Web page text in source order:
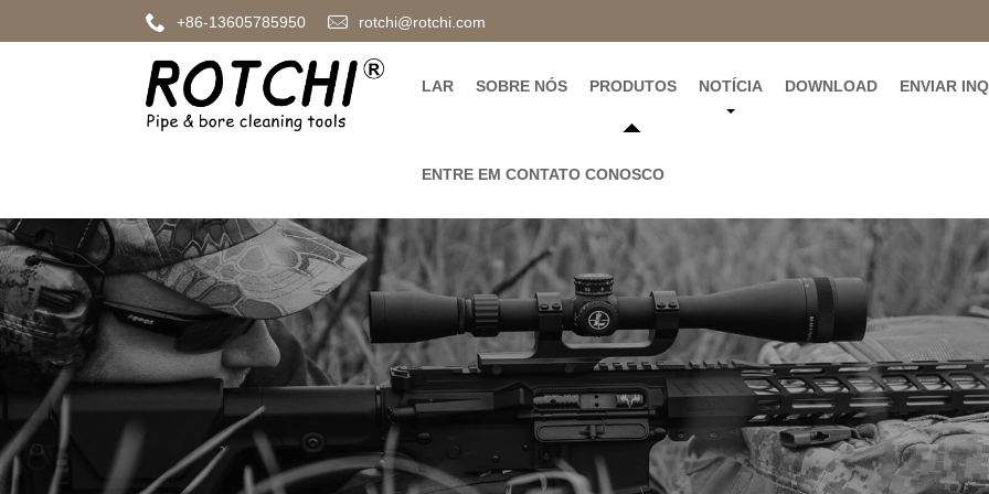
+86-13605785950 rotchi@rotchi.com
LAR SOBRE NÓS PRODUTOS NOTÍCIA DOWNLOAD ENVIAR
ENTRE EM CONTATO CONOSCO